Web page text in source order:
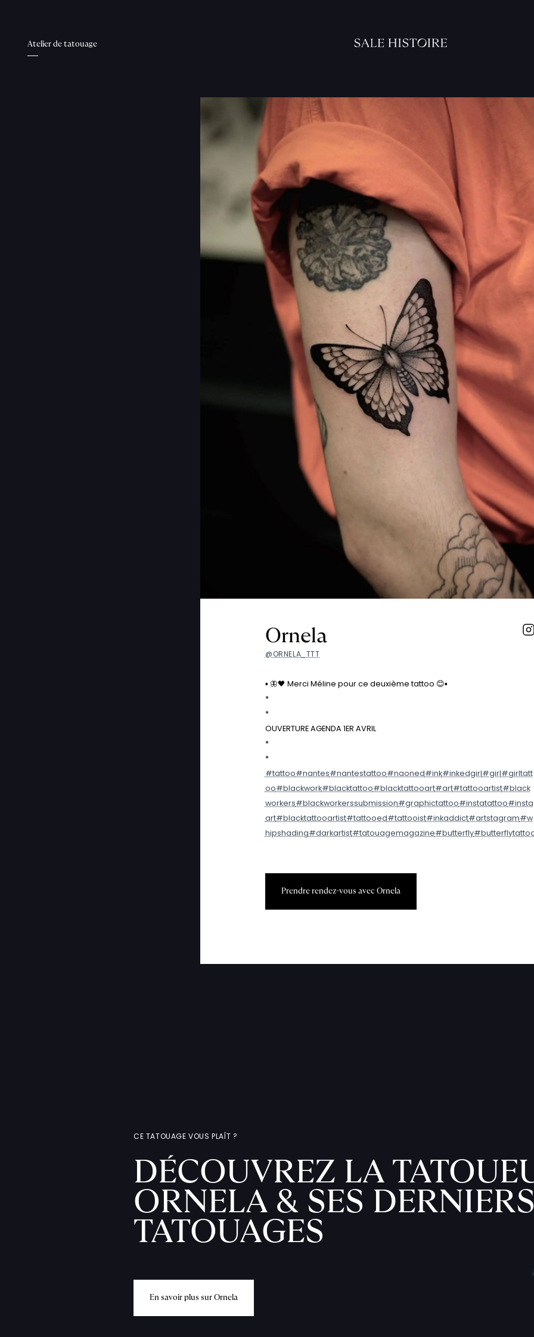
Atelier de tatouage
Ornela
@ORNELA_TTT
▪️ 🦋🖤 Merci Méline pour ce deuxième tattoo 😊▪️
*
*
OUVERTURE AGENDA 1ER AVRIL
*
*
#tattoo#nantes#nantestattoo#naoned#ink#inkedgirl#girl#girltatt
oo#blackwork#blacktattoo#blacktattooart#art#tattooartist#black
workers#blackworkerssubmission#graphictattoo#instatattoo#insta
art#blacktattooartist#tattooed#tattooist#inkaddict#artstagram#w
hipshading#darkartist#tatouagemagazine#butterfly
Prendre rendez-vous avec Ornela
CE TATOUAGE VOUS PLAÎT ?
DÉCOUVREZ LA
ORNELA & SES
TATOUAGES
En savoir plus sur Ornela